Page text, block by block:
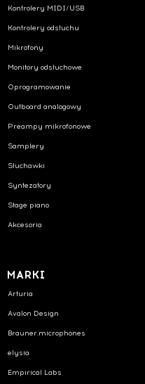
Kontrolery MIDI/USB
Kontrolery odsłuchu
Mikrofony
Monitory odsłuchowe
Oprogramowanie
Outboard analogowy
Preampy mikrofonowe
Samplery
Słuchawki
Syntezatory
Stage piano
Akcesoria
MARKI
Arturia
Avalon Design
Brauner.microphones
elysia
Empirical Labs